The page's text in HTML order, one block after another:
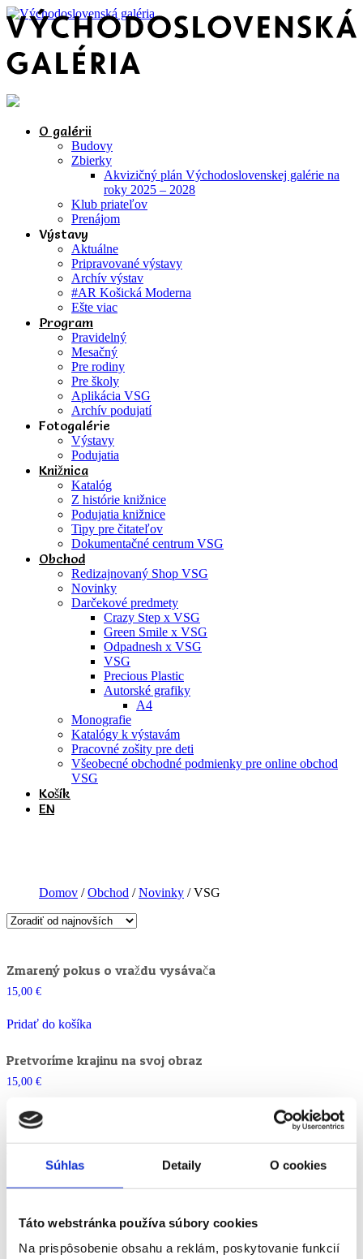
Súhlas Detaily O cookies
Táto webstránka používa súbory cookies
Na prispôsobenie obsahu a reklám, poskytovanie funkcií
O galérii
Budovy
Zbierky
Akvizičný plán Východoslovenskej galérie na
roky 2025 – 2028
Klub priateľov
Prenájom
Výstavy
Aktuálne
Pripravované výstavy
Archív výstav
#AR Košická Moderna
Ešte viac
Program
Pravidelný
Mesačný
Pre rodiny
Pre školy
Aplikácia VSG
Archív podujatí
Fotogalérie
Výstavy
Podujatia
Knižnica
Katalóg
Z histórie knižnice
Podujatia knižnice
Tipy pre čitateľov
Dokumentačné centrum VSG
Obchod
Redizajnovaný Shop VSG
Novinky
Darčekové predmety
Crazy Step x VSG
Green Smile x VSG
Odpadnesh x VSG
VSG
Precious Plastic
Autorské grafiky
A4
Monografie
Katalógy k výstavám
Pracovné zošity pre deti
Všeobecné obchodné podmienky pre online obchod
VSG
Košík
EN
Domov /Obchod /Novinky / VSG
Zmarený pokus o vraždu vysávača
15,00 €
Pridať do košíka
Pretvoríme krajinu na svoj obraz
15,00 €
Pridať do košíka